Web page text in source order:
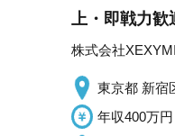
上・即戦力歓
株式会社
東京都 新宿
年収400万円